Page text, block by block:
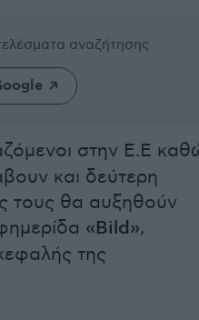
αναζήτησης
στην Ε.Ε
και δεύτερη
τους θα αυξηθούν
«Bild»,
της